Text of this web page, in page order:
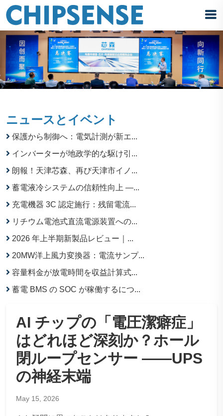
ニュースとイベント
保護から制御へ：電気計測が新エ...
インバーターが地政学的な駆け引...
朗報！天津芯森、再び天津市イノ...
蓄電液冷システムの信頼性向上 —...
充電機器 3C 認定施行：残留電流...
リチウム電池式直流電源装置への...
2026 年上半期新製品レビュー｜...
20MW洋上風力変換器：電流サンプ...
容量料金が放電時間を収益計算式...
蓄電 BMS の SOC が稼働するにつ...
AI チップの「電圧潔癖症」
はどれほど深刻か？ホール
閉ループセンサー ——UPS
の神経末端
May 15, 2026